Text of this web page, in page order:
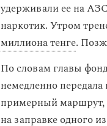
удерживали ее на
наркотик. Утром
миллиона тенге.
По словам главы
немедленно
примерный маршрут,
на заправке одного